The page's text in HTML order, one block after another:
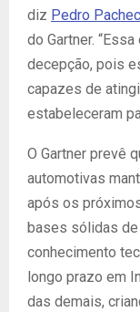
diz Pedro
do Gartner.
decepção, pois
capazes de
estabeleceram
O Gartner prevê
automotivas
após os
bases sólidas
conhecimento
longo prazo em
das demais,